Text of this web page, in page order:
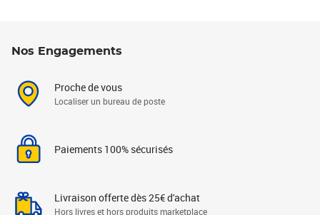
Nos Engagements
Proche de vous
Localiser un bureau de poste
Paiements 100% sécurisés
Livraison offerte dès 25€ d'achat
Hors livres et hors produits marketplace